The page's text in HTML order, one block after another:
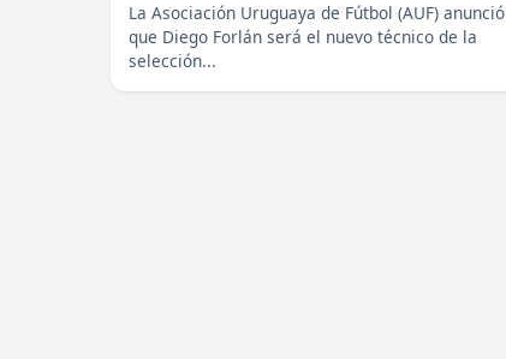
La Asociación Uruguaya de Fútbol (AUF) anunció
que Diego Forlán será el nuevo técnico de la
selección...